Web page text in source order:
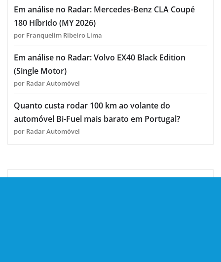
Em análise no Radar: Mercedes-Benz CLA Coupé
180 Híbrido (MY 2026)
por Franquelim Ribeiro Lima
Em análise no Radar: Volvo EX40 Black Edition
(Single Motor)
por Radar Automóvel
Quanto custa rodar 100 km ao volante do
automóvel Bi-Fuel mais barato em Portugal?
por Radar Automóvel